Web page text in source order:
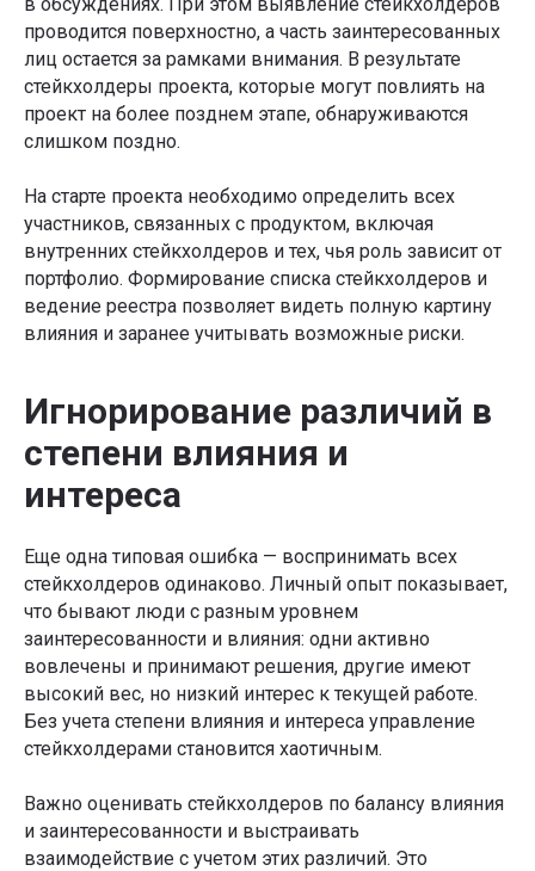
проводится поверхностно, а часть заинтересованных
лиц остается за рамками внимания. В результате
стейкхолдеры проекта, которые могут повлиять на
проект на более позднем этапе, обнаруживаются
слишком поздно.
На старте проекта необходимо определить всех
участников, связанных с продуктом, включая
внутренних стейкхолдеров и тех, чья роль зависит от
портфолио. Формирование списка стейкхолдеров и
ведение реестра позволяет видеть полную картину
влияния и заранее учитывать возможные риски.
Игнорирование различий в
степени влияния и
интереса
Еще одна типовая ошибка — воспринимать всех
стейкхолдеров одинаково. Личный опыт показывает,
что бывают люди с разным уровнем
заинтересованности и влияния: одни активно
вовлечены и принимают решения, другие имеют
высокий вес, но низкий интерес к текущей работе.
Без учета степени влияния и интереса управление
стейкхолдерами становится хаотичным.
Важно оценивать стейкхолдеров по балансу влияния
и заинтересованности и выстраивать
взаимодействие с учетом этих различий. Это
Курс-акселератор
«Полное погружение
в продакт-менеджмент»
Систематизируйте знания, получите реальный рост
продукт прямо на курсе за 3 месяца